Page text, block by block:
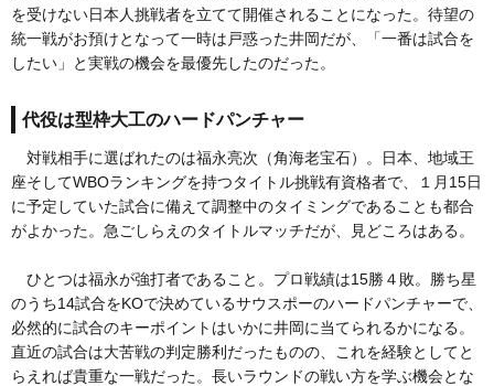
を受けない日本人挑戦者を立てて開催されることになった。待望の
統一戦がお預けとなって一時は戸惑った井岡だが、「一番は試合を
したい」と実戦の機会を最優先したのだった。
代役は型枠大工のハードパンチャー
対戦相手に選ばれたのは福永亮次（角海老宝石）。日本、地域王
座そしてWBOランキングを持つタイトル挑戦有資格者で、１月15日
に予定していた試合に備えて調整中のタイミングであることも都合
がよかった。急ごしらえのタイトルマッチだが、見どころはある。
ひとつは福永が強打者であること。プロ戦績は15勝４敗。勝ち星
のうち14試合をKOで決めているサウスポーのハードパンチャーで、
必然的に試合のキーポイントはいかに井岡に当てられるかになる。
直近の試合は大苦戦の判定勝利だったものの、これを経験としてと
らえれば貴重な一戦だった。長いラウンドの戦い方を学ぶ機会とな